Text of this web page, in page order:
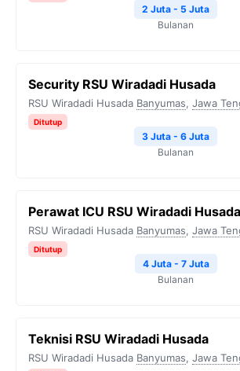
2 Juta - 5 Juta
Bulanan
Security RSU Wiradadi Husada
RSU Wiradadi Husada Banyumas, Jawa
Ditutup
3 Juta - 6 Juta
Bulanan
Perawat ICU RSU Wiradadi Husada
RSU Wiradadi Husada Banyumas, Jawa
Ditutup
4 Juta - 7 Juta
Bulanan
Teknisi RSU Wiradadi Husada
RSU Wiradadi Husada Banyumas, Jawa